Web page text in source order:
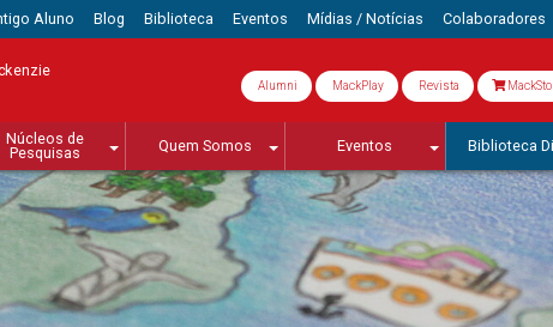
Aluno Blog Biblioteca Eventos Mídias / Notícias Colaboradores
Alumni MackPlay Revista
Núcleos de
Pesquisas
Quem Somos Eventos Biblioteca